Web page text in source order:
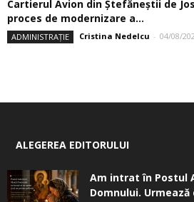
Cartierul Avion din Ştefăneştii de
proces de modernizare a...
ADMINISTRAȚIE Cristina Nedelcu - 04/08/
ALEGEREA EDITORULUI
Am intrat în Postul
Domnului.